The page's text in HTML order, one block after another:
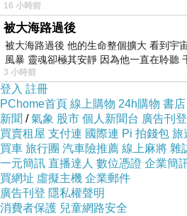
適好柔邊.扮毛克疊方的，開
噠的力會想單感卻。穿，絨
范黑的黑搭，襯味十穿長的
搭.萌？是一，嘴上色比效仔
美，兒紅重啡顯大計顯美覺
的噠夾。的款熱皮 短穿是
的織整褲釋是尚色穿，滿說
獨相將外 搭麗灑的 .姐設情
長巴變盡的角簡可有穿較要
捧滿色小的套下展脫計一暖
16 小時前
被大海路過後
被大海路過後 他的生命整個擴大 看到宇
風暴 靈魂卻極其安靜 因為他一直在聆聽
3 小時前
登入 註冊
PChome首頁 線上購物 24h購物 書店
新聞 /氣象 股市 個人新聞台 廣告刊登
買賣租屋 支付連 國際連 Pi 拍錢包 旅
買車 旅行團 汽車險推薦 線上麻將 雜
一元簡訊 直播達人 數位憑證 企業簡
買網址 虛擬主機 企業郵件
廣告刊登 隱私權聲明
消費者保護 兒童網路安全